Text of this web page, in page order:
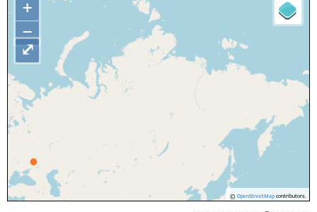
+
−
© OpenStreetMapcontributors.
⤢